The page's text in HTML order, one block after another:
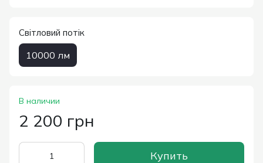
Світловий потік
10000 лм
В наличии
2 200 грн
Купить